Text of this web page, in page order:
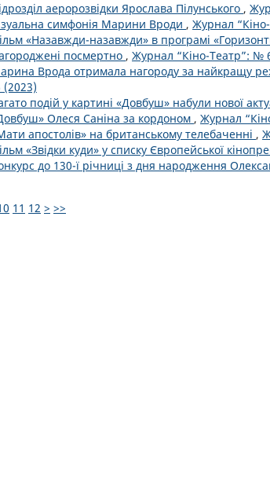
аеророзвідки Ярослава Пілунського ,
симфонія Марини Вроди , Журнал
«Назавжди-назавжди» в програмі
посмертно , Журнал “Кіно-Театр”: №
Врода отримала нагороду за найкращу
подій у картині «Довбуш» набули нової
Олеся Саніна за кордоном , Журнал
апостолів» на британському телебаченні ,
«Звідки куди» у списку Європейської
до 130-ї річниці з дня народження
11 12 > >>